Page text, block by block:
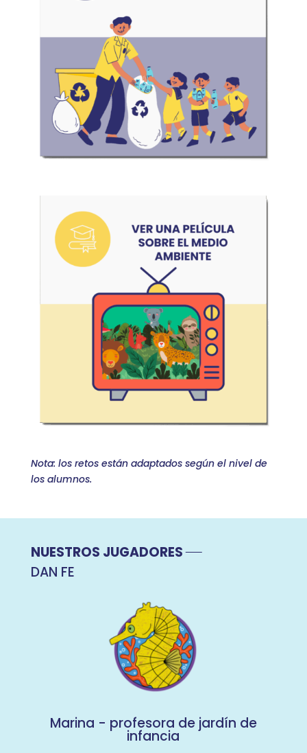
Nota: los retos están adaptados según el nivel de
los alumnos.
NUESTROS JUGADORES
DAN FE
Marina - profesora de jardín de
infancia